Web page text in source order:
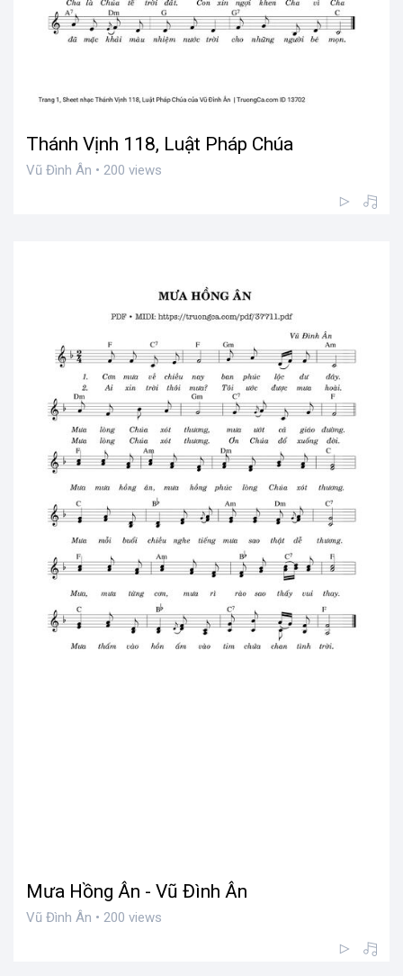
Thánh Vịnh 118, Luật Pháp Chúa
Vũ Đình Ân • 200 views
Mưa Hồng Ân - Vũ Đình Ân
Vũ Đình Ân • 200 views